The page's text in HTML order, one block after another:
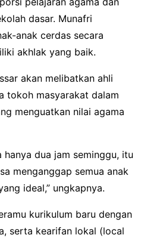
dasar. Munafri
anak cerdas secara
akhlak yang baik.
akan melibatkan ahli
tokoh masyarakat dalam
menguatkan nilai agama
hanya dua jam seminggu, itu
menganggap semua anak
ideal,” ungkapnya.
kurikulum baru dengan
serta kearifan lokal (local